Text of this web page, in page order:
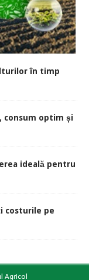
în timp
consum optim și
ideală pentru
costurile pe
Agricol